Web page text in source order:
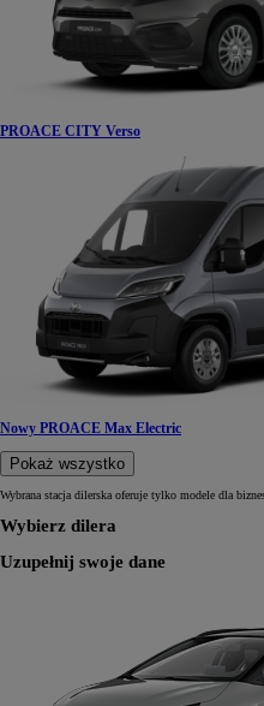
PROACE CITY Verso
Nowy PROACE Max Electric
Pokaż wszystko
Wybrana stacja dilerska oferuje tylko modele dla
Wybierz dilera
Uzupełnij swoje dane